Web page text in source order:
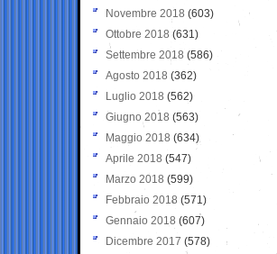
Novembre 2018 (603)
Ottobre 2018 (631)
Settembre 2018 (586)
Agosto 2018 (362)
Luglio 2018 (562)
Giugno 2018 (563)
Maggio 2018 (634)
Aprile 2018 (547)
Marzo 2018 (599)
Febbraio 2018 (571)
Gennaio 2018 (607)
Dicembre 2017 (578)